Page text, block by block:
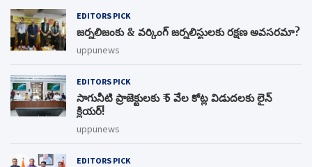
EDITORS PICK
జర్నలిజంకు & వర్కింగ్ జర్నలిస్టులకు రక్షణ అవసరమా?
uppunews
EDITORS PICK
సాగునీటి ప్రాజెక్టులకు ₹ 5 వేల కోట్ల విడుదలకు లైన్
క్లియర్!
uppunews
EDITORS PICK